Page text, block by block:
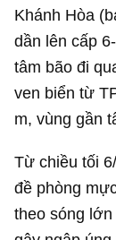
Khánh Hòa
dần lên cấp
tâm bão đi
ven biển từ
m, vùng gần
Từ chiều tối
đề phòng
theo sóng